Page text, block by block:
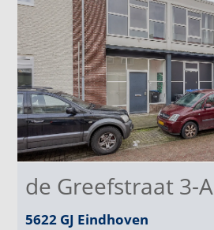
de Greefstraat 3-A
5622 GJ Eindhoven